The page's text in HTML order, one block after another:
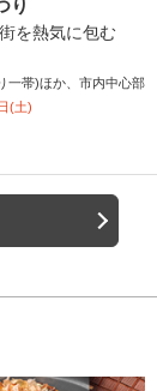
り
を熱気に包む
一帯)ほか、市内中心部
(土)